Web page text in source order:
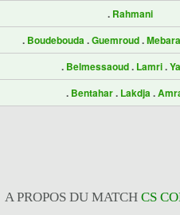
. Rahmani
. Boudebouda.Guemroud.
. Belmessaoud. Lamri.
. Bentahar. Lakdja.
A PROPOS DU MATCH CS